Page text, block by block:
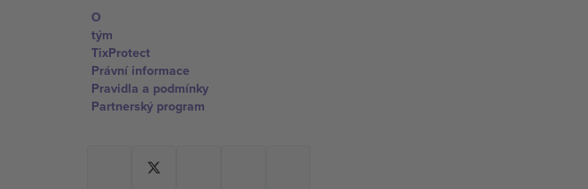
O
tým
TixProtect
Právní informace
Pravidla a podmínky
Partnerský program